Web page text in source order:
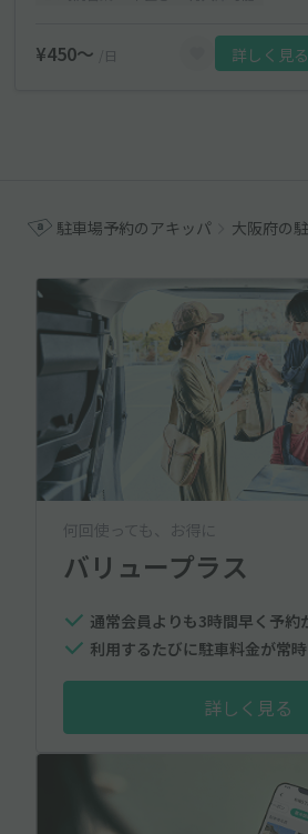
¥450〜 /日 詳しく見る
駐車場予約のアキッパ 大阪府の
何回使っても、お得に
バリュープラス
通常会員よりも3時間早く予約
利用するたびに駐車料金が常
詳しく見る